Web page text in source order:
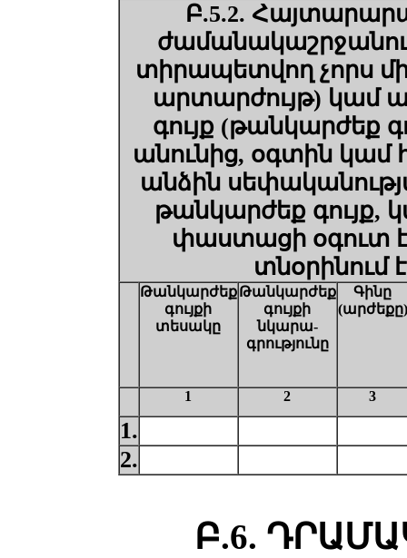
Բ.5.2.
տիրապետվող չորս
արտարժույթ) կամ
գույք (թանկարժեք
անունից, օգտին կամ
անձին
թանկարժեք գույք,
փաստացի օգուտ է
տնօրինում է
Թանկարժեք
գույքի
տեսակը
Թանկարժեք
գույքի
նկարա-
գրությունը
Գինը
(արժեքը)
1 2 3
1.
2.
Բ.6.